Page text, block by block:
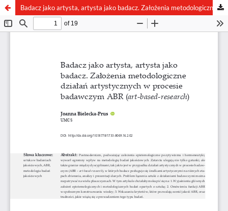
Badacz jako artysta, artysta jako badacz. Założenia metodologiczne działań artystycznych w procesie badawczym ABR (art-based-research)